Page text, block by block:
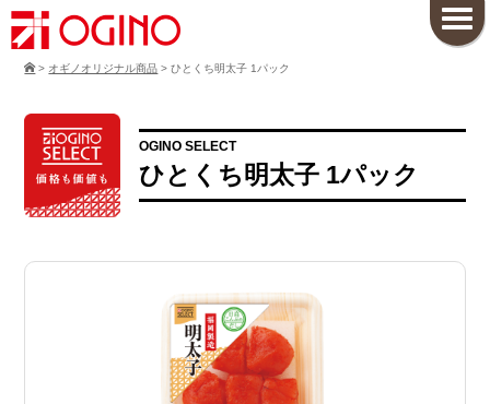
> オギノオリジナル商品 >ひとくち明太子 1パック
OGINO SELECT
ひとくち明太子 1パック